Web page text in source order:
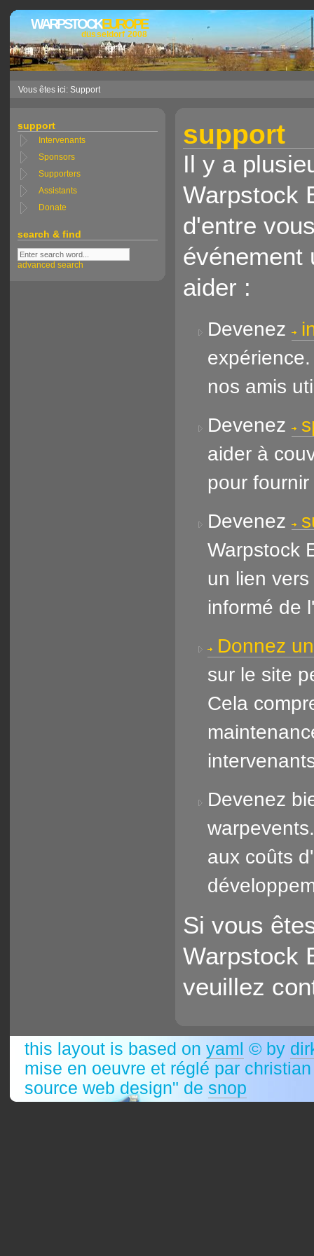
WARPSTOCKEUROPE
düsseldorf 2008
Vous êtes ici: Support
support
Intervenants
Sponsors
Supporters
Assistants
Donate
search & find
advanced search
support
Il y a
Warpstock
d'entre
événement
aider :
Devenez
nos amis
Devenez
aider à
pour
Devenez
Warpstock
un lien
informé de
Donnez
sur le site
Cela
Devenez
aux coûts
Si vous
Warpstock
veuillez
this layout is based on yaml © by
mise en oeuvre et réglé par
source web design" de snop